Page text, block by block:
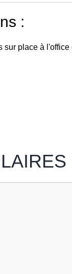
:
sur place à